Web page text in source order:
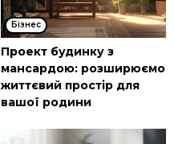
Бізнес
Проект будинку з
мансардою: розширюємо
життєвий простір для
вашої родини